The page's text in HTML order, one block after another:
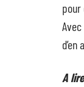
pour
A